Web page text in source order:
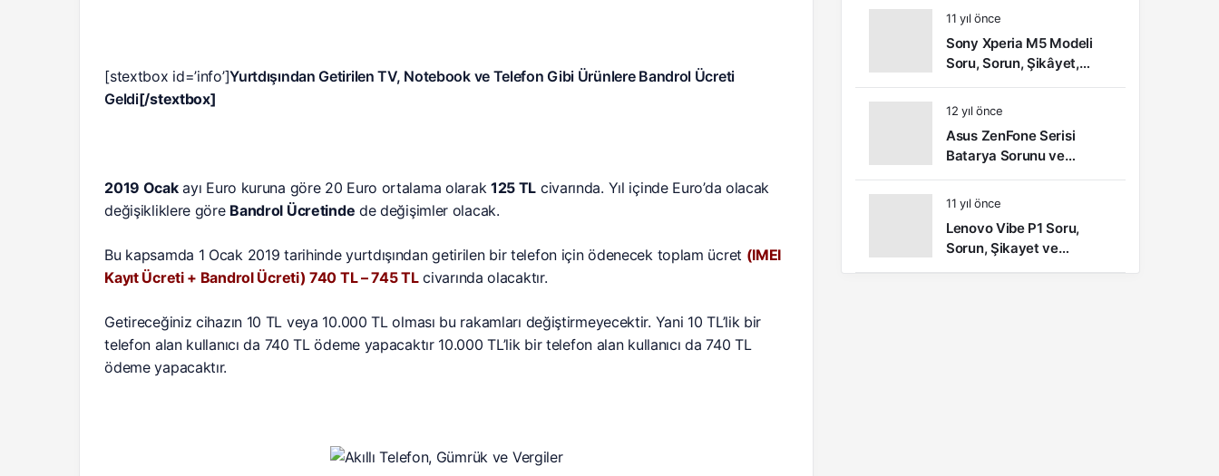
[stextbox id=’info’]Yurtdışından Getirilen TV, Notebook ve Telefon Gibi Ürünlere Bandrol Ücreti
Geldi[/stextbox]
2019 Ocakayı Euro kuruna göre 20 Euro ortalama olarak 125 TL civarında. Yıl içinde Euro’da olacak
değişikliklere göre Bandrol Ücretinde de değişimler olacak.
Bu kapsamda 1 Ocak 2019 tarihinde yurtdışından getirilen bir telefon için ödenecek toplam ücret (IMEI
Kayıt Ücreti + Bandrol Ücreti) 740 TL – 745 TLcivarında olacaktır.
Getireceğiniz cihazın 10 TL veya 10.000 TL olması bu rakamları değiştirmeyecektir. Yani 10 TL’lik bir
telefon alan kullanıcı da 740 TL ödeme yapacaktır 10.000 TL’lik bir telefon alan kullanıcı da 740 TL
ödeme yapacaktır.
11 yıl önce
Sony Xperia M5 Modeli
Soru, Sorun, Şikâyet,
Öneri ve Kullanıcı
Yorumları
12 yıl önce
Asus ZenFone Serisi
Batarya Sorunu ve
Çözümü
11 yıl önce
Lenovo Vibe P1 Soru,
Sorun, Şikayet ve
Kullanıcı Yorumları